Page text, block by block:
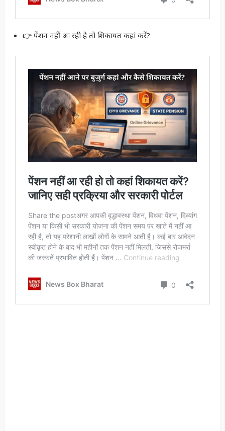
👉 पेंशन नहीं आ रही है तो शिकायत कहां करें?